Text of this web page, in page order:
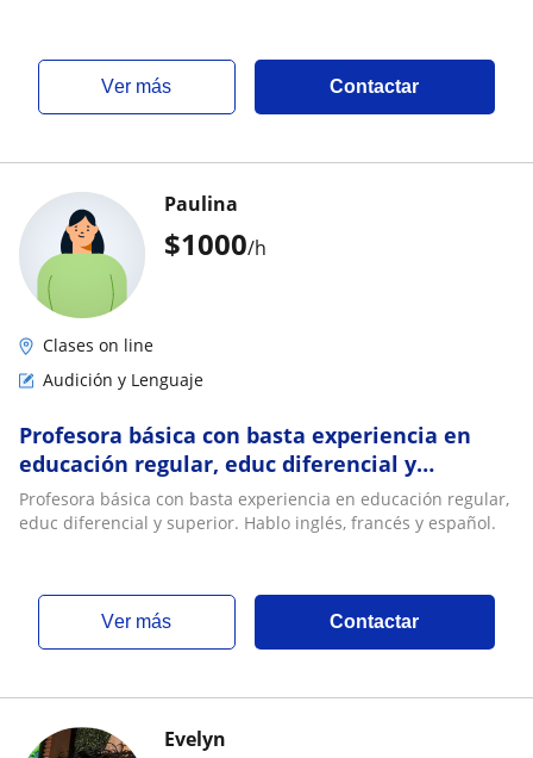
ver más Contactar
$1000/h
Paulina
Clases on line
Audición y Lenguaje
Profesora básica con basta experiencia en
educación regular, educ diferencial y
superior. Hablo inglés, francés y español
Profesora básica con basta experiencia en educación regular,
educ diferencial y superior. Hablo inglés, francés y español.
ver más Contactar
Evelyn